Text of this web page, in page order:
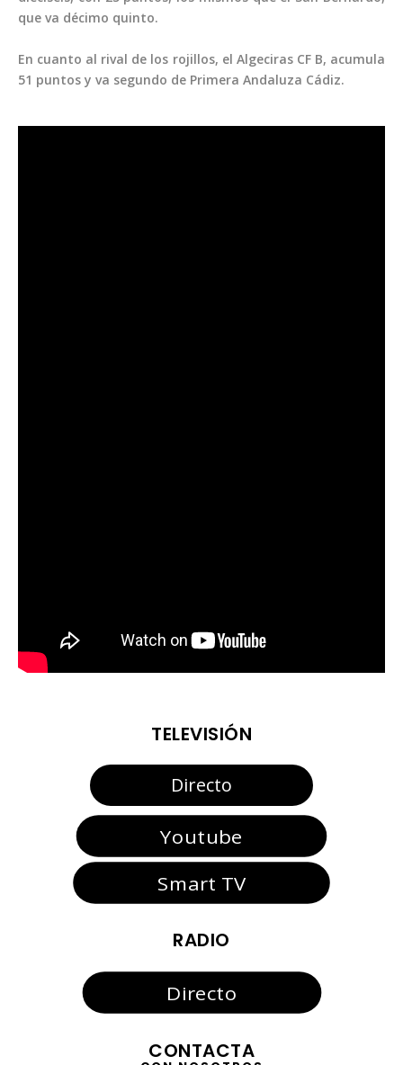
que va décimo quinto.
En cuanto al rival de los rojillos, el Algeciras CF B, acumula
51 puntos y va segundo de Primera Andaluza Cádiz.
TELEVISIÓN
Directo
Youtube
Smart TV
RADIO
Directo
CONTACTA